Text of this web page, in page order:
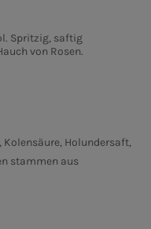
Spritzig, saftig
von Rosen.
Kolensäure, Holundersaft,
stammen aus